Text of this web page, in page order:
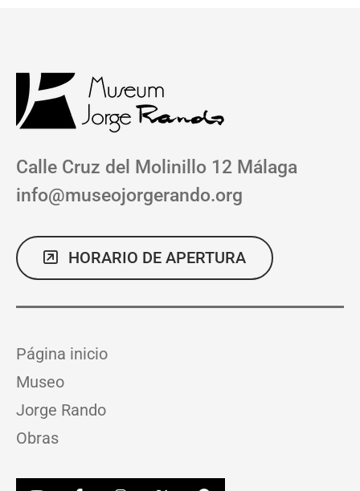
Calle Cruz del Molinillo 12 Málaga
info@museojorgerando.org
HORARIO DE APERTURA
Página inicio
Museo
Jorge Rando
Obras